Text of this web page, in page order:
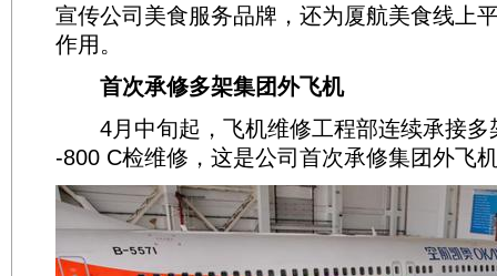
宣传公司美食服务品牌，还为厦航美食线上
作用。
首次承修多架集团外飞机
4月中旬起，飞机维修工程部连续承接多
-800 C检维修，这是公司首次承修集团外飞